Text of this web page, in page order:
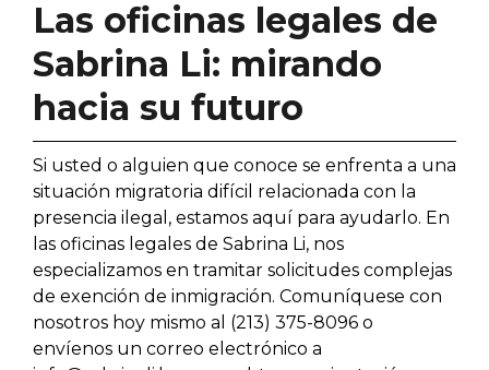
Las oficinas legales de
Sabrina Li: mirando
hacia su futuro
Si usted o alguien que conoce se enfrenta a una
situación migratoria difícil relacionada con la
presencia ilegal, estamos aquí para ayudarlo. En
las oficinas legales de Sabrina Li, nos
especializamos en tramitar solicitudes complejas
de exención de inmigración. Comuníquese con
nosotros hoy mismo al (213) 375-8096 o
envíenos un correo electrónico a